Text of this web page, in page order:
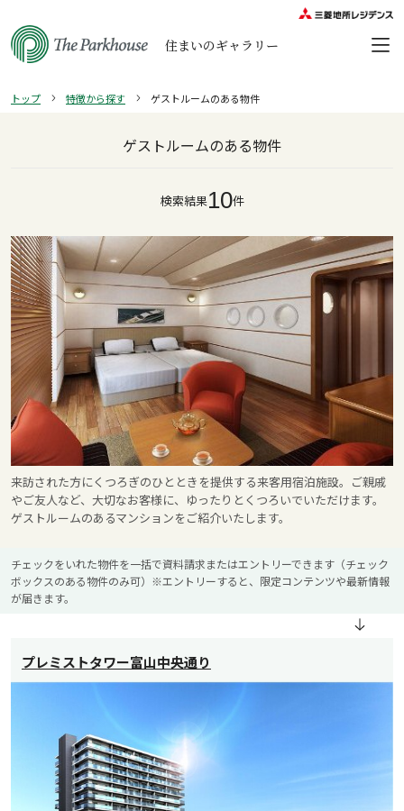
住まいのギャラリー
トップ 特徴から探す ゲストルームのある物件
ゲストルームのある物件
検索結果10件
来訪された方にくつろぎのひとときを提供する来客用宿泊施設。ご親戚
やご友人など、大切なお客様に、ゆったりとくつろいでいただけます。
ゲストルームのあるマンションをご紹介いたします。
チェックをいれた物件を一括で資料請求またはエントリーできます（チェック
ボックスのある物件のみ可）※エントリーすると、限定コンテンツや最新情報
が届きます。
プレミストタワー富山中央通り